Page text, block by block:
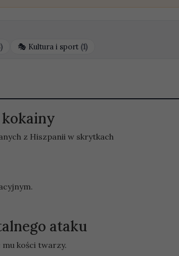
Kultura i sport (1)
kokainy
z Hiszpanii w skrytkach
ataku
mu kości twarzy.